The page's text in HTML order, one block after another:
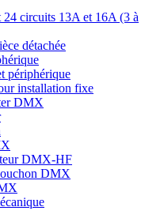
24 circuits 13A et 16A (3 à
détachée
périphérique
installation fixe
DMX
DMX-HF
DMX